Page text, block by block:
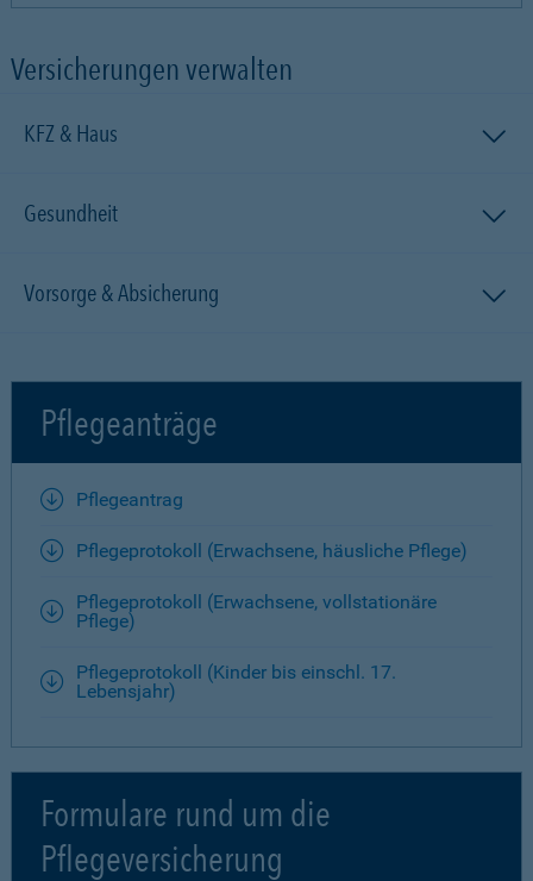
Versicherungen verwalten
KFZ & Haus
Gesundheit
Vorsorge & Absicherung
Pflegeanträge
Pflegeantrag
Pflegeprotokoll (Erwachsene, häusliche Pflege)
Pflegeprotokoll (Erwachsene, vollstationäre
Pflege)
Pflegeprotokoll (Kinder bis einschl. 17.
Lebensjahr)
Formulare rund um die
Pflegeversicherung